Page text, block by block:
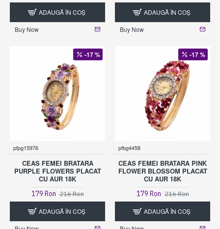
ADAUGĂ ÎN COŞ
Buy Now
ADAUGĂ ÎN COŞ
Buy Now
-17 %
pfpg15976
CEAS FEMEI BRATARA
PURPLE FLOWERS PLACAT
CU AUR 18K
179 Ron 216 Ron
ADAUGĂ ÎN COŞ
-17 %
pfbg4458
CEAS FEMEI BRATARA PINK
FLOWER BLOSSOM PLACAT
CU AUR 18K
179 Ron 216 Ron
ADAUGĂ ÎN COŞ